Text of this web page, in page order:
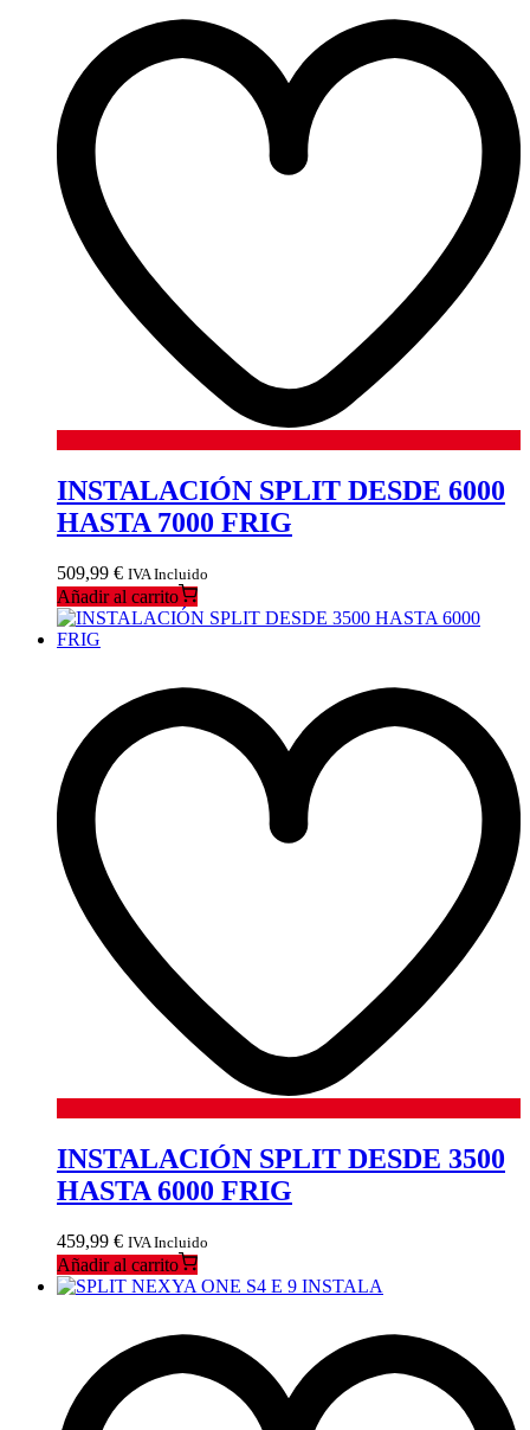
INSTALACIÓN SPLIT DESDE 6000
HASTA 7000 FRIG
509,99 € IVA Incluido
Añadir al carrito
INSTALACIÓN SPLIT DESDE 3500
HASTA 6000 FRIG
459,99 € IVA Incluido
Añadir al carrito